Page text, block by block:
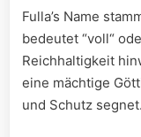
Fulla’s Name
⁣bedeutet ⁤“voll“
⁣Reichhaltigkeit
eine mächtige
und Schutz segnet.